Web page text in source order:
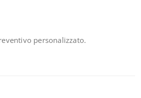
personalizzato.